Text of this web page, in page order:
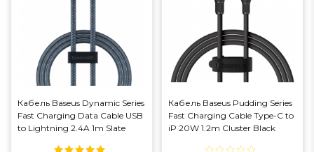
Кабель Baseus Dynamic Series
Fast Charging Data Cable USB
to Lightning 2.4A 1m Slate
Кабель Baseus Pudding Series
Fast Charging Cable Type-C to
iP 20W 1.2m Cluster Black